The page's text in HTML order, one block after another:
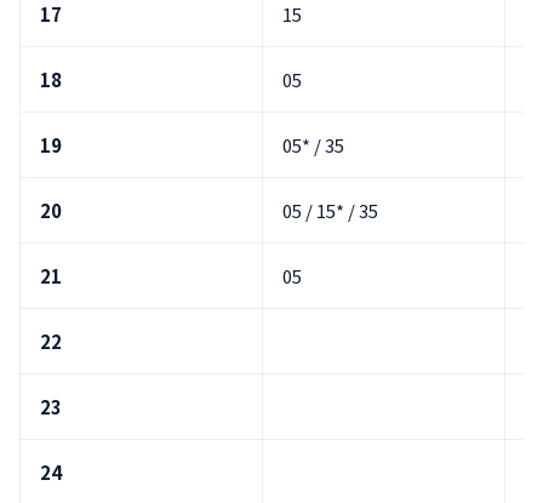
17 15
18 05
19 05* / 35
20 05 / 15* / 35
21 05
22
23
24